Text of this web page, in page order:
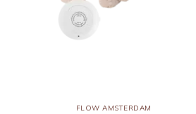
FLOW AMSTERDAM